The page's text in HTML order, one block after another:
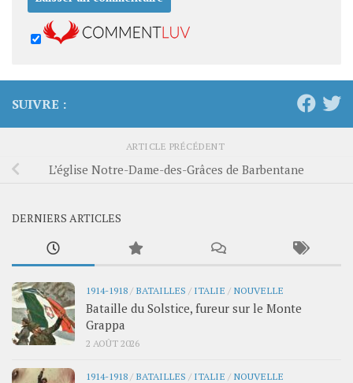
SUIVRE :
ARTICLE PRÉCÉDENT
L’église Notre-Dame-des-Grâces de Barbentane
DERNIERS ARTICLES
1914-1918 / BATAILLES / ITALIE / NOUVELLE
Bataille du Solstice, fureur sur le Monte
Grappa
2 AOÛT 2026
1914-1918 / BATAILLES / ITALIE / NOUVELLE